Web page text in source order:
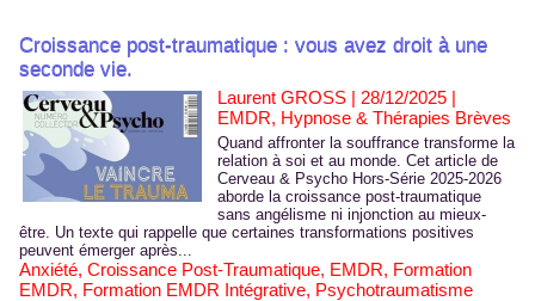
Croissance post-traumatique : vous avez droit à une
seconde vie.
Laurent GROSS | 28/12/2025 |
EMDR, Hypnose & Thérapies Brèves
Quand affronter la souffrance transforme la
relation à soi et au monde. Cet article de
Cerveau & Psycho Hors-Série 2025-2026
aborde la croissance post-traumatique
sans angélisme ni injonction au mieux-
être. Un texte qui rappelle que certaines transformations positives
peuvent émerger après...
Anxiété, Croissance Post-Traumatique, EMDR, Formation
EMDR, Formation EMDR Intégrative, Psychotraumatisme